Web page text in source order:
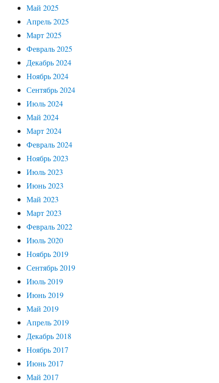
Май 2025
Апрель 2025
Март 2025
Февраль 2025
Декабрь 2024
Ноябрь 2024
Сентябрь 2024
Июль 2024
Май 2024
Март 2024
Февраль 2024
Ноябрь 2023
Июль 2023
Июнь 2023
Май 2023
Март 2023
Февраль 2022
Июль 2020
Ноябрь 2019
Сентябрь 2019
Июль 2019
Июнь 2019
Май 2019
Апрель 2019
Декабрь 2018
Ноябрь 2017
Июнь 2017
Май 2017